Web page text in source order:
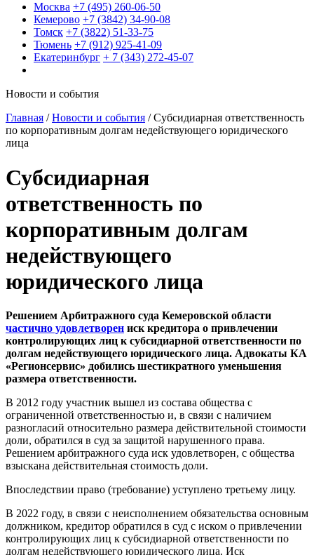
Москва +7 (495) 260-06-50
Кемерово +7 (3842) 34-90-08
Томск +7 (3822) 51-33-75
Тюмень +7 (912) 925-41-09
Екатеринбург + 7 (343) 272-45-07
Новости и события
Главная /Новости и события /Субсидиарная ответственность
по корпоративным долгам недействующего юридического
лица
Субсидиарная
ответственность по
корпоративным долгам
недействующего
юридического лица
Решением Арбитражного суда Кемеровской области
частично удовлетворен иск кредитора о привлечении
контролирующих лиц к субсидиарной ответственности по
долгам недействующего юридического лица. Адвокаты КА
«Регионсервис» добились шестикратного уменьшения
размера ответственности.
В 2012 году участник вышел из состава общества с
ограниченной ответственностью и, в связи с наличием
разногласий относительно размера действительной стоимости
доли, обратился в суд за защитой нарушенного права.
Решением арбитражного суда иск удовлетворен, с общества
взыскана действительная стоимость доли.
Впоследствии право (требование) уступлено третьему лицу.
В 2022 году, в связи с неисполнением обязательства основным
должником, кредитор обратился в суд с иском о привлечении
контролирующих лиц к субсидиарной ответственности по
долгам недействующего юридического лица. Иск